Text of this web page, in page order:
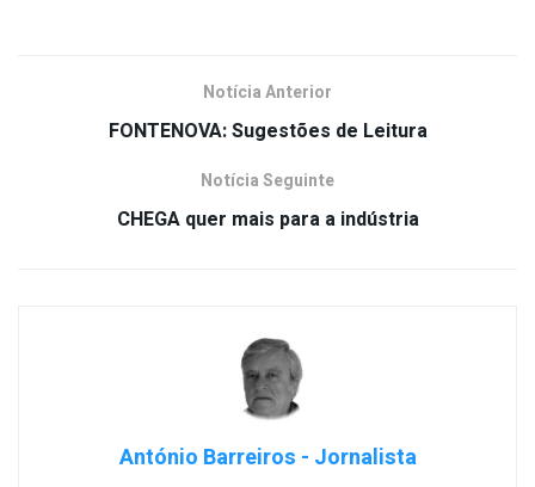
Notícia Anterior
FONTENOVA: Sugestões de Leitura
Notícia Seguinte
CHEGA quer mais para a indústria
António Barreiros - Jornalista